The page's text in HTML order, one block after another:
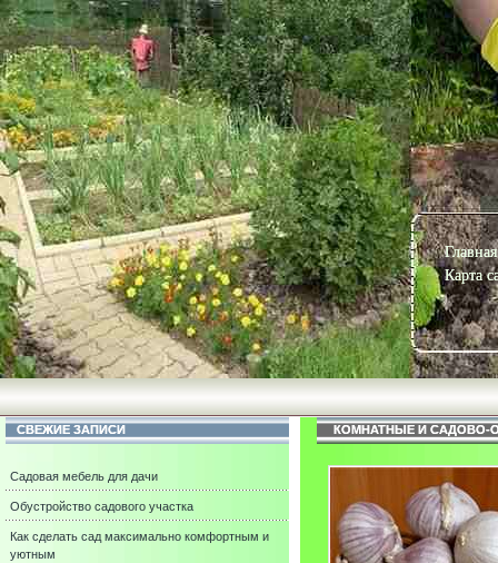
Главная
Карта
СВЕЖИЕ ЗАПИСИ
Садовая мебель для дачи
Обустройство садового участка
Как сделать сад максимально комфортным и
уютным
КОМНАТНЫЕ И САДОВО-